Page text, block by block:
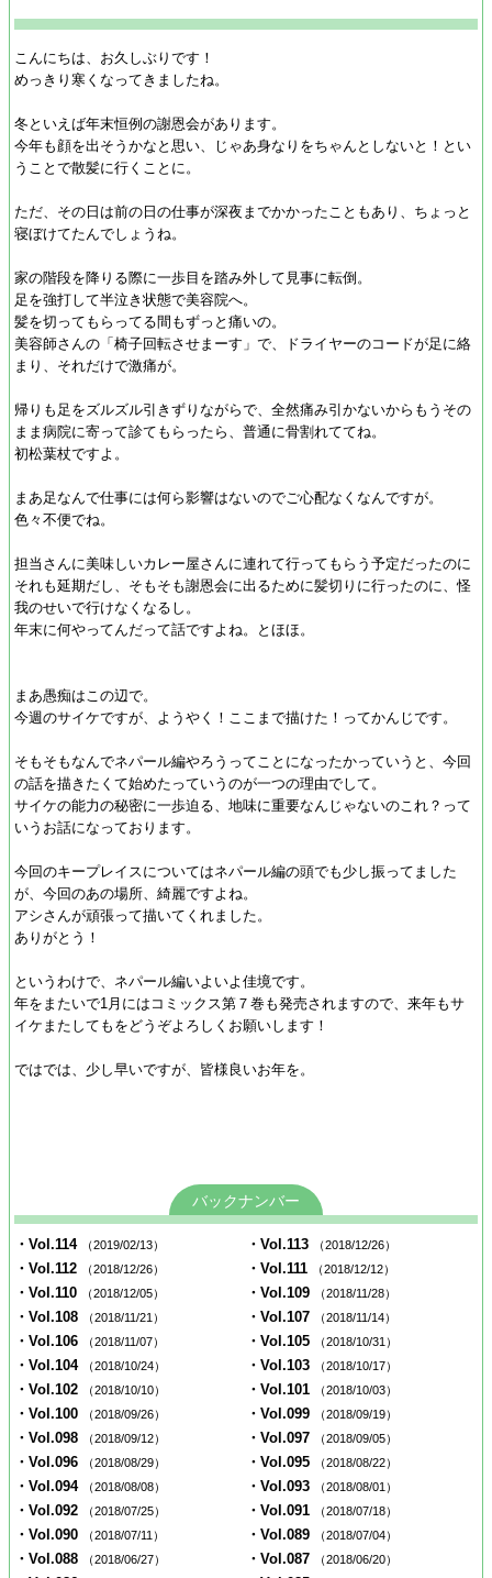
こんにちは、お久しぶりです！
めっきり寒くなってきましたね。
冬といえば年末恒例の謝恩会があります。
今年も顔を出そうかなと思い、じゃあ身なりをちゃんとしないと！とい
うことで散髪に行くことに。
ただ、その日は前の日の仕事が深夜までかかったこともあり、ちょっと
寝ぼけてたんでしょうね。
家の階段を降りる際に一歩目を踏み外して見事に転倒。
足を強打して半泣き状態で美容院へ。
髪を切ってもらってる間もずっと痛いの。
美容師さんの「椅子回転させまーす」で、ドライヤーのコードが足に絡
まり、それだけで激痛が。
帰りも足をズルズル引きずりながらで、全然痛み引かないからもうその
まま病院に寄って診てもらったら、普通に骨割れててね。
初松葉杖ですよ。
まあ足なんで仕事には何ら影響はないのでご心配なくなんですが。
色々不便でね。
担当さんに美味しいカレー屋さんに連れて行ってもらう予定だったのに
それも延期だし、そもそも謝恩会に出るために髪切りに行ったのに、怪
我のせいで行けなくなるし。
年末に何やってんだって話ですよね。とほほ。
まあ愚痴はこの辺で。
今週のサイケですが、ようやく！ここまで描けた！ってかんじです。
そもそもなんでネパール編やろうってことになったかっていうと、今回
の話を描きたくて始めたっていうのが一つの理由でして。
サイケの能力の秘密に一歩迫る、地味に重要なんじゃないのこれ？って
いうお話になっております。
今回のキープレイスについてはネパール編の頭でも少し振ってました
が、今回のあの場所、綺麗ですよね。
アシさんが頑張って描いてくれました。
ありがとう！
というわけで、ネパール編いよいよ佳境です。
年をまたいで1月にはコミックス第７巻も発売されますので、来年もサ
イケまたしてもをどうぞよろしくお願いします！
ではでは、少し早いですが、皆様良いお年を。
バックナンバー
・Vol.114 （2019/02/13） ・Vol.113 （2018/12/26）
・Vol.112 （2018/12/26） ・Vol.111 （2018/12/12）
・Vol.110 （2018/12/05） ・Vol.109 （2018/11/28）
・Vol.108 （2018/11/21） ・Vol.107 （2018/11/14）
・Vol.106 （2018/11/07） ・Vol.105 （2018/10/31）
・Vol.104 （2018/10/24） ・Vol.103 （2018/10/17）
・Vol.102 （2018/10/10） ・Vol.101 （2018/10/03）
・Vol.100 （2018/09/26） ・Vol.099 （2018/09/19）
・Vol.098 （2018/09/12） ・Vol.097 （2018/09/05）
・Vol.096 （2018/08/29） ・Vol.095 （2018/08/22）
・Vol.094 （2018/08/08） ・Vol.093 （2018/08/01）
・Vol.092 （2018/07/25） ・Vol.091 （2018/07/18）
・Vol.090 （2018/07/11） ・Vol.089 （2018/07/04）
・Vol.088 （2018/06/27） ・Vol.087 （2018/06/20）